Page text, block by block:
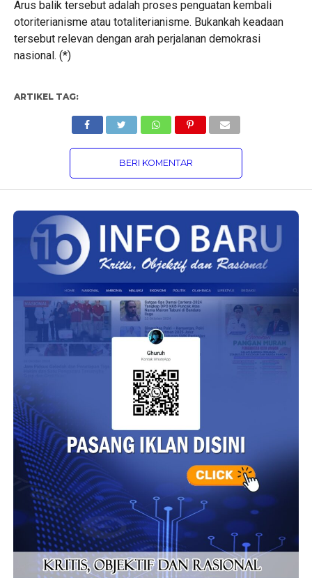
Arus balik tersebut adalah proses penguatan kembali
otoriterianisme atau totaliterianisme. Bukankah keadaan
tersebut relevan dengan arah perjalanan demokrasi
nasional. (*)
ARTIKEL TAG:
BERI KOMENTAR